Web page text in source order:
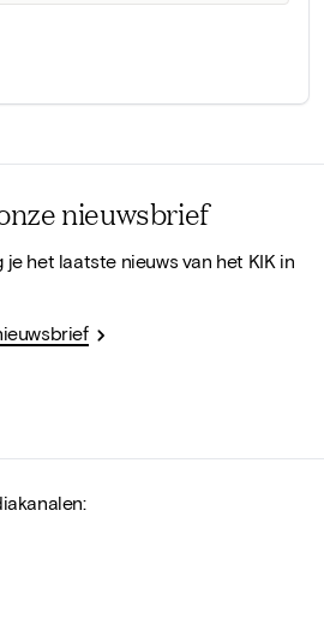
nieuwsbrief
het laatste nieuws van het KIK in